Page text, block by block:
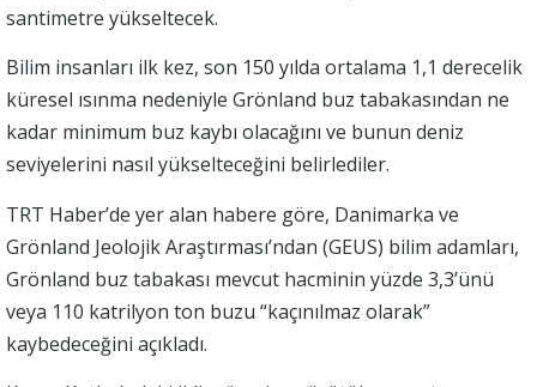
santimetre yükseltecek.
Bilim insanları ilk kez, son 150 yılda ortalama 1,1 derecelik
küresel ısınma nedeniyle Grönland buz tabakasından ne
kadar minimum buz kaybı olacağını ve bunun deniz
seviyelerini nasıl yükselteceğini belirlediler.
TRT Haber’de yer alan habere göre, Danimarka ve
Grönland Jeolojik Araştırması’ndan (GEUS) bilim adamları,
Grönland buz tabakası mevcut hacminin yüzde 3,3’ünü
veya 110 katrilyon ton buzu “kaçınılmaz olarak”
kaybedeceğini açıkladı.